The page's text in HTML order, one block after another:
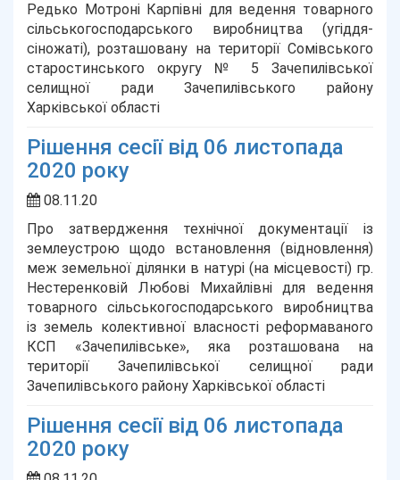
Редько Мотроні Карпівні для ведення товарного
сільськогосподарського виробництва (угіддя-
сіножаті), розташовану на території Сомівського
старостинського округу № 5 Зачепилівської
селищної ради Зачепилівського району
Харківської області
Рішення сесії від 06 листопада
2020 року
08.11.20
Про затвердження технічної документації із
землеустрою щодо встановлення (відновлення)
меж земельної ділянки в натурі (на місцевості) гр.
Нестеренковій Любові Михайлівні для ведення
товарного сільськогосподарського виробництва
із земель колективної власності реформаваного
КСП «Зачепилівське», яка розташована на
території Зачепилівської селищної ради
Зачепилівського району Харківської області
Рішення сесії від 06 листопада
2020 року